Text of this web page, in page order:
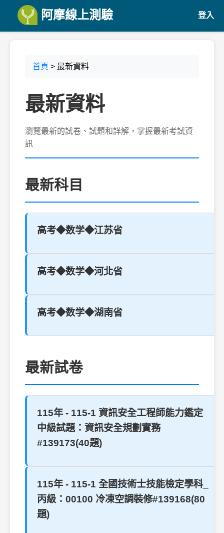
阿摩線上測驗 登入
首頁 > 最新資料
最新資料
瀏覽最新的試卷、試題和詳解，掌握最新考試資
訊
最新科目
高考◆数学◆江苏省
高考◆数学◆河北省
高考◆数学◆湖南省
最新試卷
115年 - 115-1 資訊安全工程師能力鑑定
中級試題：資訊安全規劃實務
#139173(40題)
115年 - 115-1 全國技術士技能檢定學科_
丙級：00100 冷凍空調裝修#139168(80
題)